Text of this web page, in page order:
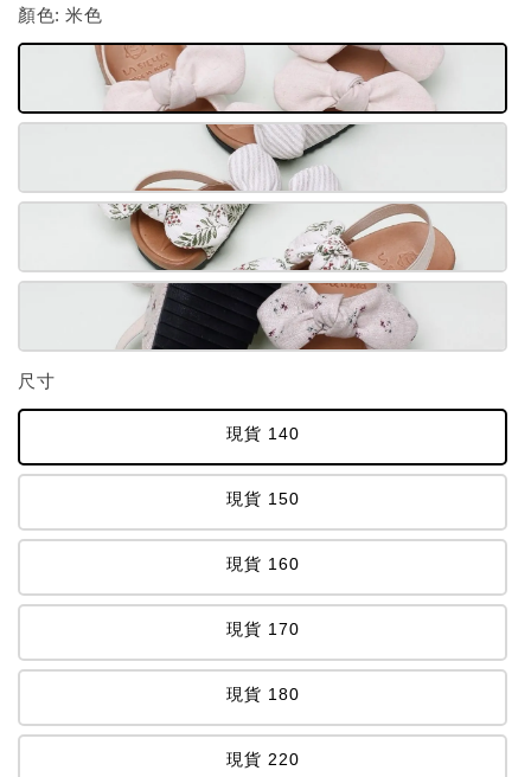
顏色: 米色
尺寸
現貨 140
現貨 150
現貨 160
現貨 170
現貨 180
現貨 220